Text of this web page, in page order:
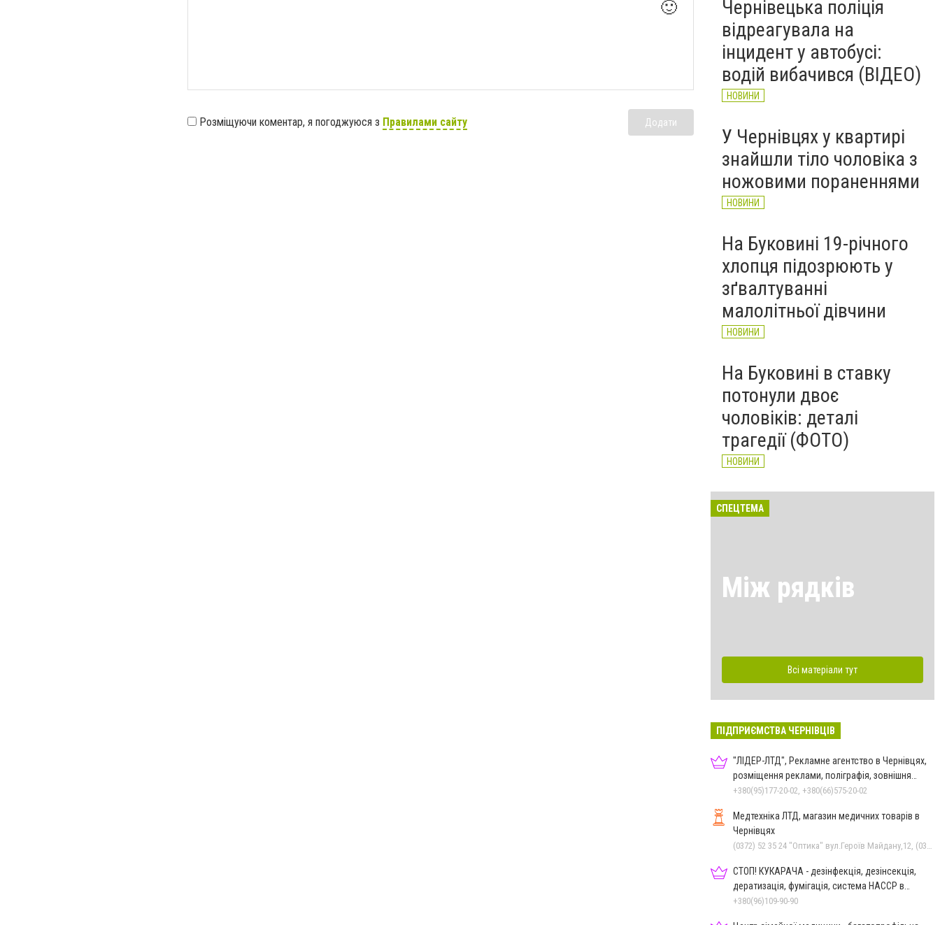
🙂
Розміщуючи коментар, я погоджуюся з Правилами сайту Додати
НОВИНИ
Чернівецька поліція
відреагувала на
інцидент у автобусі:
водій вибачився (ВІДЕО)
НОВИНИ
У Чернівцях у квартирі
знайшли тіло чоловіка з
ножовими пораненнями
НОВИНИ
На Буковині 19-річного
хлопця підозрюють у
зґвалтуванні
малолітньої дівчини
НОВИНИ
На Буковині в ставку
потонули двоє
чоловіків: деталі
трагедії (ФОТО)
НОВИНИ
СПЕЦТЕМА
Між рядків
Всі матеріали тут
ПІДПРИЄМСТВА ЧЕРНІВЦІВ
"ЛІДЕР-ЛТД", Рекламне агентство в Чернівцях,
розміщення реклами, поліграфія, зовнішня
реклама
+380(95)177-20-02, +380(66)575-20-02
Медтехніка ЛТД, магазин медичних товарів в
Чернівцях
СТОП! КУКАРАЧА - дезінфекція, дезінсекція,
дератизація, фумігація, система HACCP в
Чернівцях
+380(96)109-90-90